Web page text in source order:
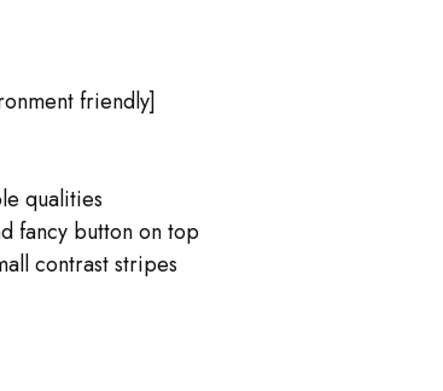
friendly]
qualities
fancy button on top
contrast stripes